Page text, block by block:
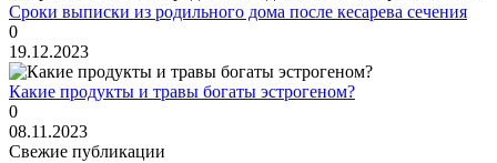
Сроки выписки из родильного дома после кесарева сечения
0
19.12.2023
Какие продукты и травы богаты эстрогеном?
0
08.11.2023
Свежие публикации